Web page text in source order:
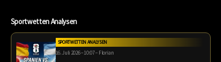
Sportwetten Analysen
SPORTWETTEN ANALYSEN
16. Juli 2026 – 10:07 – Florian